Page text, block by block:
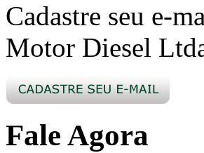
Cadastre seu e-
Motor Diesel
Fale Agora